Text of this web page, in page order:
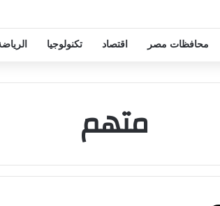
والشناوي
محافظات مصر اقتصاد تكنولوجيا
متهم